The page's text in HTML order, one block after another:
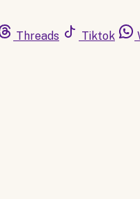
Threads Tiktok